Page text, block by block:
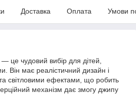
Доставка Оплата Умови
це чудовий вибір для дітей,
Він має реалістичний дизайн і
світловими ефектами, що робить
механізм дає змогу джипу